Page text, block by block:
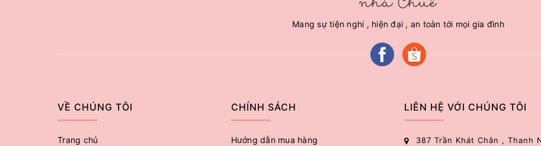
Mang sự tiện nghi , hiện đại , an toàn tới mọi gia đình
VỀ CHÚNG TÔI
Trang chủ
CHÍNH SÁCH
Hướng dẫn mua hàng
LIÊN HỆ VỚI CHÚNG TÔI
387 Trần Khát Chân , Thanh